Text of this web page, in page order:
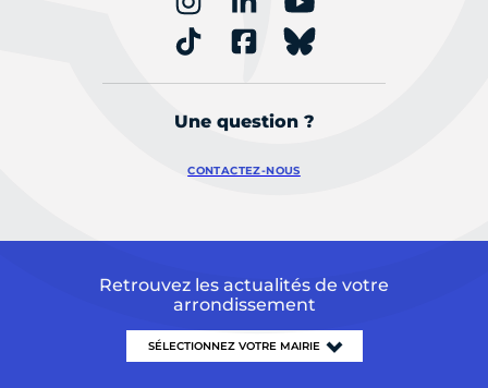
Une question ?
CONTACTEZ-NOUS
Retrouvez les actualités de votre
arrondissement